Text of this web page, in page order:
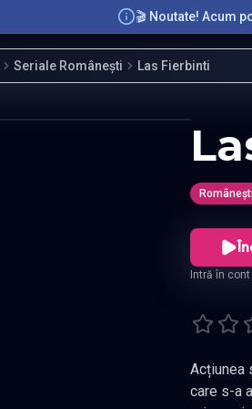
🎬 Noutate! Acum
Seriale Românești Las Fierbinti
Intră în
Acțiunea
care s-a